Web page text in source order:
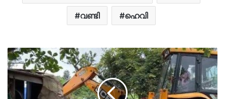
വണ്ടി ഹെവി